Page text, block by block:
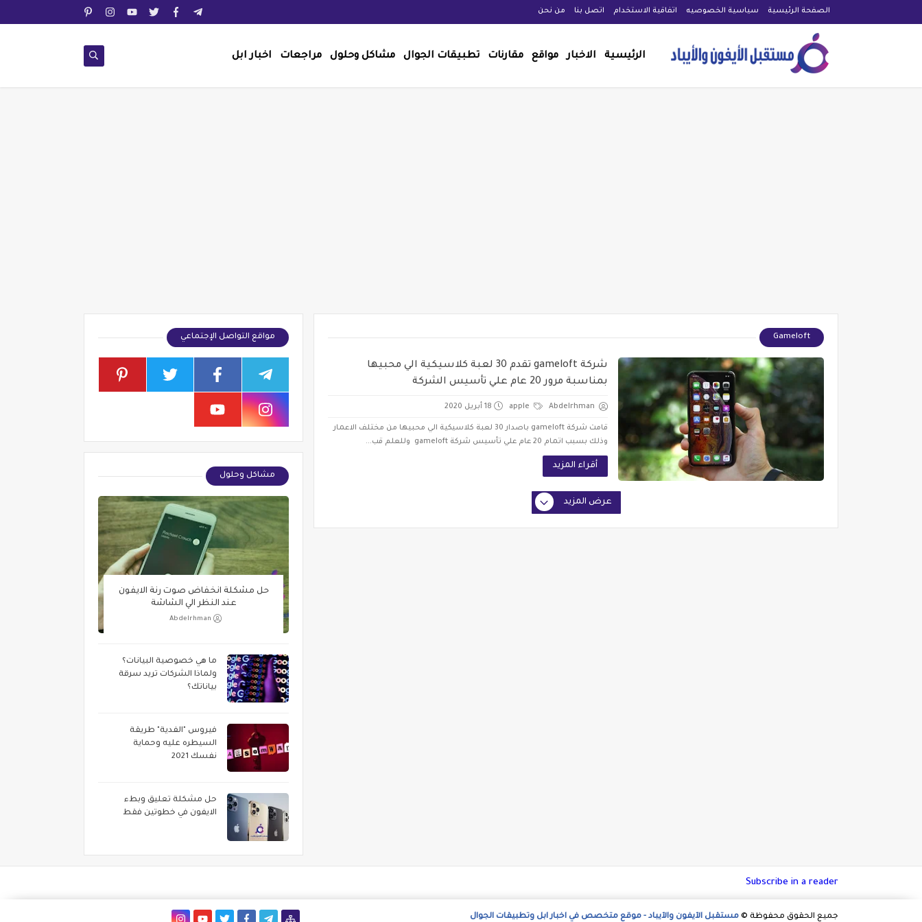
الصفحة الرئيسية سياسية الخصوصيه اتفاقية الاستخدام اتصل بنا من نحن
الرئيسية الاخبار مواقع مقارنات تطبيقات الجوال مشاكل وحلول مراجعات اخبار ابل
Gameloft
شركة gameloft تقدم 30 لعبة كلاسيكية الي محبيها
بمناسبة مرور 20 عام علي تأسيس الشركة
Abdelrhman 18 أبريل 2020
قامت شركة gameloft باصدار 30 لعبة كلاسيكية الي محبيها من مختلف الاعمار
وذلك بسبب اتمام 20 عام علي تأسيس شركة gameloft وللعلم قب...
أقراء المزيد
عرض المزيد
مواقع التواصل الإجتماعي
مشاكل وحلول
حل مشكلة انخفاض صوت رنة الايفون
عند النظر الي الشاشة
Abdelrhman
ما هي خصوصية البيانات؟
ولماذا الشركات تريد سرقة
بياناتك؟
فيروس "الفدية" طريقة
السيطره عليه وحماية
نفسك 2021
حل مشكلة تعليق وبطء
الايفون في خطوتين فقط
Subscribe in a reader
جميع الحقوق محفوظة © مستقبل الآيفون والآيباد - موقع متخصص في اخبار ابل وتطبيقات الجوال